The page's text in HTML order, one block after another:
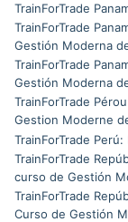
TrainForTrade
TrainForTrade
Gestión Moderna
TrainForTrade
Gestión Moderna
TrainForTrade
Gestion Moderne
TrainForTrade
TrainForTrade
curso de Gestión
TrainForTrade
Curso de Gestión